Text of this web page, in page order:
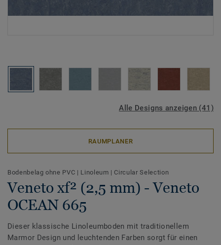
Alle Designs anzeigen (41)
RAUMPLANER
Bodenbelag ohne PVC | Linoleum | Circular Selection
Veneto xf² (2,5 mm) - Veneto
OCEAN 665
Dieser klassische Linoleumboden mit traditionellem
Marmor Design und leuchtenden Farben sorgt für einen